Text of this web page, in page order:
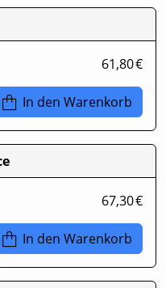
61,80 €
In den Warenkorb
67,30 €
In den Warenkorb